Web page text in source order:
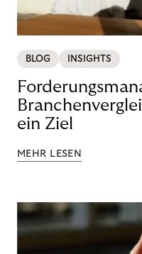
BLOG INSIGHTS
ein Ziel
MEHR LESEN